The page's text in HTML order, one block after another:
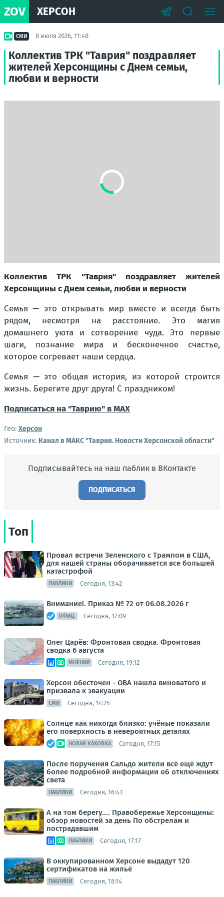
ZOV ХЕРСОН
СМИ 8 июля 2026, 11:48
Коллектив ТРК "Таврия" поздравляет
жителей Херсонщины с Днем семьи,
любви и верности
Коллектив ТРК "Таврия" поздравляет жителей
Херсонщины с Днем семьи, любви и верности
Семья — это открывать мир вместе и всегда быть
рядом, несмотря на расстояние. Это магия
домашнего уюта и сотворение чуда. Это первые
шаги, познание мира и бесконечное счастье,
которое согревает наши сердца.
Семья — это общая история, из которой строится
жизнь. Берегите друг друга! С праздником!
Подписаться на "Таврию" в MAX
Гео: Херсон
Источник: Канал в МАКС "Таврия. Новости Херсонской области"
Подписывайтесь на наш паблик в ВКонтакте
ПОДПИСАТЬСЯ
Топ
Провал встречи Зеленского с Трампом в США,
для нашей страны оборачивается все большей
катастрофой
ПАБЛИКИ Сегодня, 13:42
Внимание!. Приказ № 72 от 06.08.2026 г
ОФИЦ. Сегодня, 17:09
Олег Царёв: Фронтовая сводка. Фронтовая
сводка 6 августа
МНЕНИЯ Сегодня, 19:12
Херсон обесточен - ОВА нашла виноватого и
призвала к эвакуации
СМИ Сегодня, 14:25
Солнце как никогда близко: учёные показали
его поверхность в невероятных деталях
НОВАЯ КАХОВКА Сегодня, 17:15
После поручения Сальдо жители всё ещё ждут
более подробной информации об отключениях
света
ПАБЛИКИ Сегодня, 16:43
А на том берегу.... Правобережье Херсонщины:
обзор новостей за день По обстрелам и
пострадавшим
ПАБЛИКИ Сегодня, 17:17
В оккупированном Херсоне выдадут 120
сертификатов на жильё
ПАБЛИКИ Сегодня, 18:14